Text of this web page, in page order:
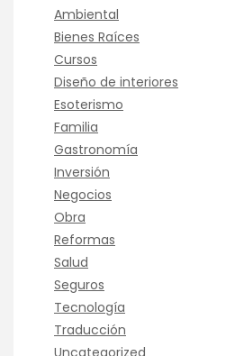
Ambiental
Bienes Raíces
Cursos
Diseño de interiores
Esoterismo
Familia
Gastronomía
Inversión
Negocios
Obra
Reformas
Salud
Seguros
Tecnología
Traducción
Uncategorized